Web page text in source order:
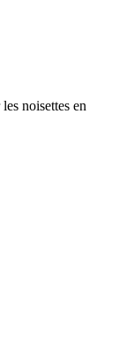
noisettes en